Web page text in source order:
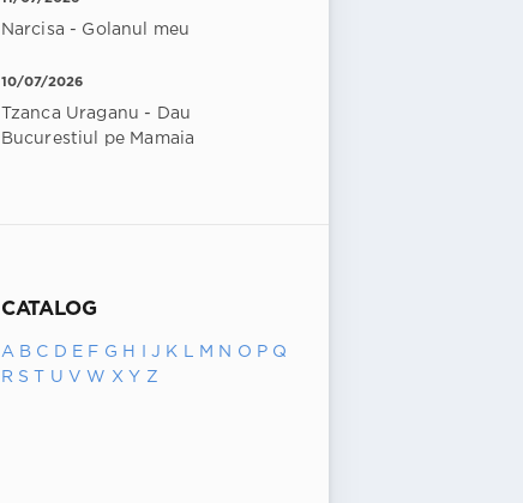
Narcisa - Golanul meu
10/07/2026
Tzanca Uraganu - Dau
Bucurestiul pe Mamaia
CATALOG
A B C D E F G H J K M N O P Q
R S U V W X Y Z